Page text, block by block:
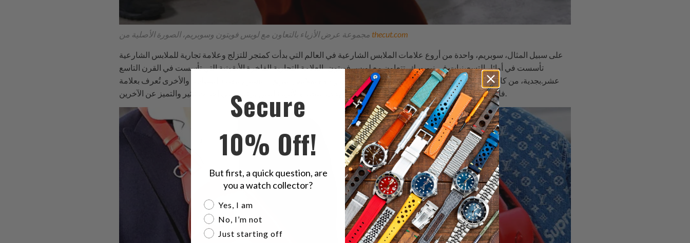
thecut.com
على سبيل المثال، سوبريم، واحدة من أروع علامات الملابس الشارعية في العالم التي بدأت كمتجر للتزلج وعلامة تجارية للملابس الشارعية
تأسست في أوائل التسعينيات في نيويورك، تتعاون مع لويس فويتون، العلامة التجارية الفاخرة الأيقونية التي تأسست في القرن التاسع
عشر.بجدية، من كان يمكن أن يعتقد أن علامتين تجاريتين، حيث تُعرف واحدة بملابس التزلج / الشارع لثقافة الشباب، والأخرى تُعرف بعلامة
Secure
10% Off!
But first, a quick question, are
you a watch collector?
Are you a watch collector?
Yes, I am
No, I’m not
Just starting off